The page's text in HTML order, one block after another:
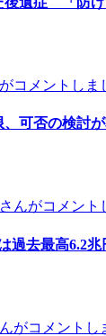
コメントしま
、可否の検討
んがコメント
過去最高6.2
がコメントし